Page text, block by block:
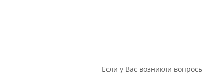
Если у Вас возникли